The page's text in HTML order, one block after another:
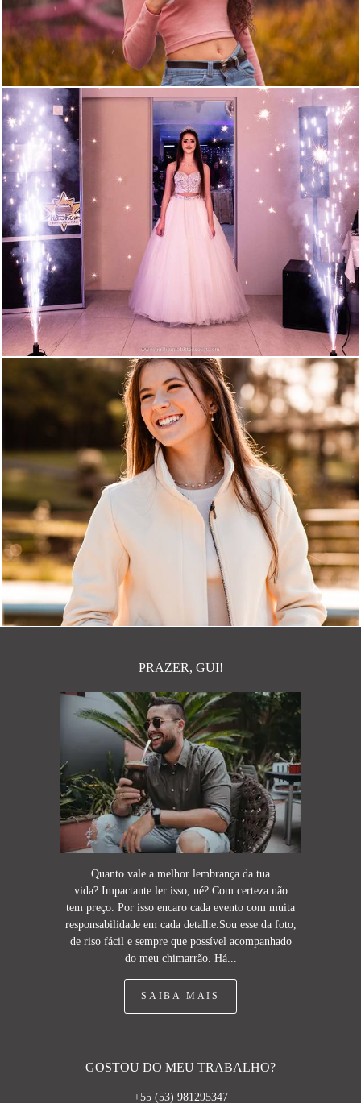
0
PRAZER, GUI!
Quanto vale a melhor lembrança da tua
vida? Impactante ler isso, né? Com certeza não
tem preço. Por isso encaro cada evento com muita
responsabilidade em cada detalhe.Sou esse da foto,
de riso fácil e sempre que possível acompanhado
do meu chimarrão. Há...
SAIBA MAIS
GOSTOU DO MEU TRABALHO?
+55 (53) 981295347